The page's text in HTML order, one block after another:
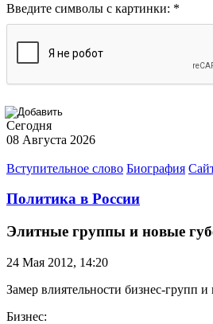
Введите символы с картинки: *
Сегодня
08 Августа 2026
Вступительное слово Биография
Политика в России
Элитные группы и новые
24 Мая 2012, 14:20
Замер влиятельности бизнес-групп
Бизнес: